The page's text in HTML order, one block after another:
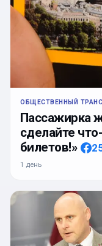
ОБЩЕСТВЕННЫЙ
Пассажирка
сделайте
билетов!»
1 день